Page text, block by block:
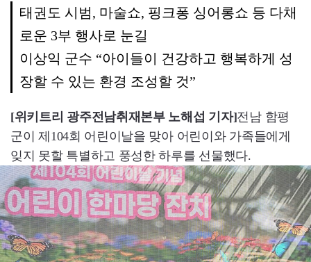
태권도 시범, 마술쇼, 핑크퐁 싱어롱쇼 등 다채
로운 3부 행사로 눈길
이상익 군수 “아이들이 건강하고 행복하게 성
장할 수 있는 환경 조성할 것”
[위키트리 광주전남취재본부 노해섭 기자]전남 함평
군이 제104회 어린이날을 맞아 어린이와 가족들에게
잊지 못할 특별하고 풍성한 하루를 선물했다.